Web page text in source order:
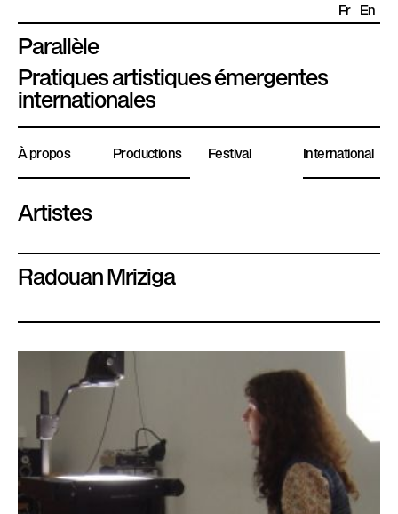
Parallèle
P
l
a
t
e
f
o
m
e
a
è
l
e
Pratiques artistiques émergentes
internationales
Fr En
À propos Productions Festival International
Artistes
Radouan Mriziga